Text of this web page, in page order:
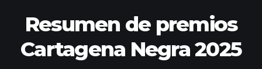
Resumen de premios
Cartagena Negra 2025